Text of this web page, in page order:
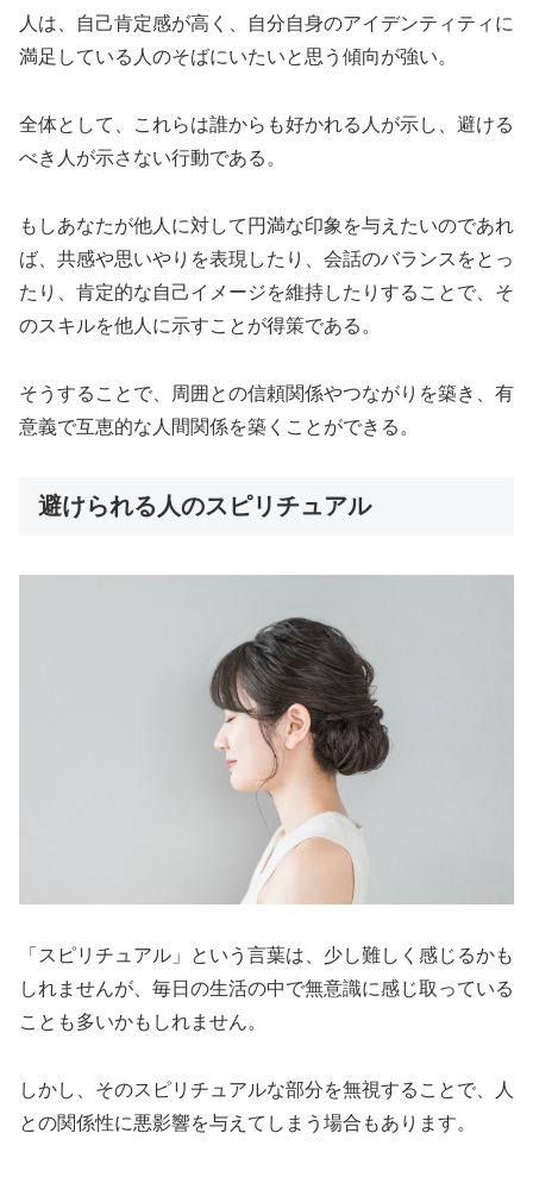
人は、自己肯定感が高く、自分自身のアイデンティティに
満足している人のそばにいたいと思う傾向が強い。
全体として、これらは誰からも好かれる人が示し、避ける
べき人が示さない行動である。
もしあなたが他人に対して円満な印象を与えたいのであれ
ば、共感や思いやりを表現したり、会話のバランスをとっ
たり、肯定的な自己イメージを維持したりすることで、そ
のスキルを他人に示すことが得策である。
そうすることで、周囲との信頼関係やつながりを築き、有
意義で互恵的な人間関係を築くことができる。
避けられる人のスピリチュアル
「スピリチュアル」という言葉は、少し難しく感じるかも
しれませんが、毎日の生活の中で無意識に感じ取っている
ことも多いかもしれません。
しかし、そのスピリチュアルな部分を無視することで、人
との関係性に悪影響を与えてしまう場合もあります。